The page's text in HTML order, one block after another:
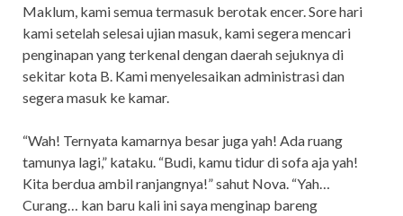
Maklum, kami semua termasuk berotak encer. Sore hari
kami setelah selesai ujian masuk, kami segera mencari
penginapan yang terkenal dengan daerah sejuknya di
sekitar kota B. Kami menyelesaikan administrasi dan
segera masuk ke kamar.
“Wah! Ternyata kamarnya besar juga yah! Ada ruang
tamunya lagi,” kataku. “Budi, kamu tidur di sofa aja yah!
Kita berdua ambil ranjangnya!” sahut Nova. “Yah…
Curang… kan baru kali ini saya menginap bareng